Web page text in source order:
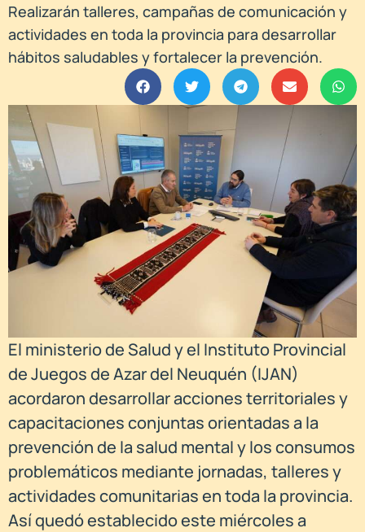
Realizarán talleres, campañas de comunicación y
actividades en toda la provincia para desarrollar
hábitos saludables y fortalecer la prevención.
El ministerio de Salud y el Instituto Provincial
de Juegos de Azar del Neuquén (IJAN)
acordaron desarrollar acciones territoriales y
capacitaciones conjuntas orientadas a la
prevención de la salud mental y los consumos
problemáticos mediante jornadas, talleres y
actividades comunitarias en toda la provincia.
Así quedó establecido este miércoles a